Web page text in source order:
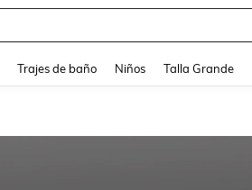
Trajes de baño Niños Talla Grande